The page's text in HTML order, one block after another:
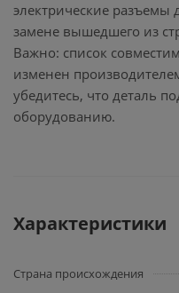
электрические разъемы
замене вышедшего из
Важно: список
изменен
убедитесь, что деталь
оборудованию.
Характеристики
Страна происхождения